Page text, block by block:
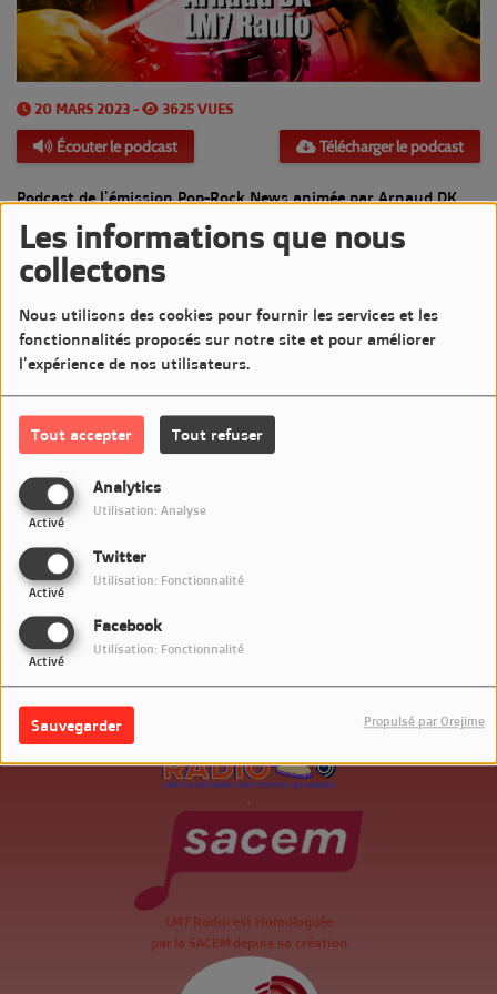
Les informations que nous
collectons
Nous utilisons des cookies pour fournir les services et les
fonctionnalités proposés sur notre site et pour améliorer
l'expérience de nos utilisateurs.
Tout accepter Tout refuser
Analytics
Activé
Utilisation: Analyse
Twitter
Activé
Utilisation: Fonctionnalité
Facebook
Activé
Utilisation: Fonctionnalité
Sauvegarder Propulsé par Orejime
20 MARS 2023 - 3625 VUES
Écouter le podcast Télécharger le podcast
Podcast de l'émission Pop-Rock News animée par Arnaud DK
Diffusée le Lundi 20 Mars 2023 de 20h à 21h sur LM7 Radio
Commentaires(0)
Connectez-vous pour commenter cet article
SE CONNECTER
LM7 Radio est Homologuée
par la SACEM depuis sa création